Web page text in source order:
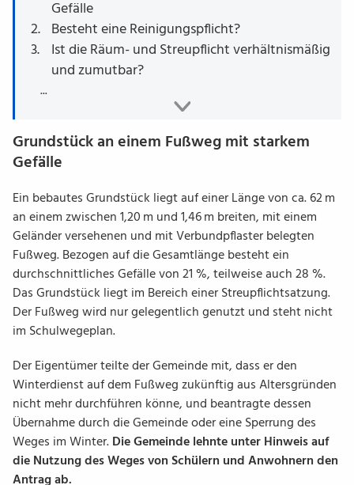
Gefälle
Besteht eine Reinigungspflicht?
Ist die Räum- und Streupflicht verhältnismäßig
und zumutbar?
Grundstück an einem Fußweg mit starkem
Gefälle
Ein bebautes Grundstück liegt auf einer Länge von ca. 62 m
an einem zwischen 1,20 m und 1,46 m breiten, mit einem
Geländer versehenen und mit Verbundpflaster belegten
Fußweg. Bezogen auf die Gesamtlänge besteht ein
durchschnittliches Gefälle von 21 %, teilweise auch 28 %.
Das Grundstück liegt im Bereich einer Streupflichtsatzung.
Der Fußweg wird nur gelegentlich genutzt und steht nicht
im Schulwegeplan.
Der Eigentümer teilte der Gemeinde mit, dass er den
Winterdienstauf dem Fußweg zukünftig aus Altersgründen
nicht mehr durchführen könne, und beantragte dessen
Übernahme durch die Gemeinde oder eine Sperrung des
Weges im Winter.Die Gemeinde lehnte unter Hinweis auf
die Nutzung des Weges von Schülern und Anwohnern den
Antrag ab.